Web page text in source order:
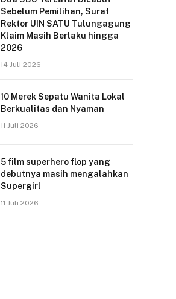
Sebelum Pemilihan, Surat
Rektor UIN SATU Tulungagung
Klaim Masih Berlaku hingga
2026
14 Juli 2026
10 Merek Sepatu Wanita Lokal
Berkualitas dan Nyaman
11 Juli 2026
5 film superhero flop yang
debutnya masih mengalahkan
Supergirl
11 Juli 2026